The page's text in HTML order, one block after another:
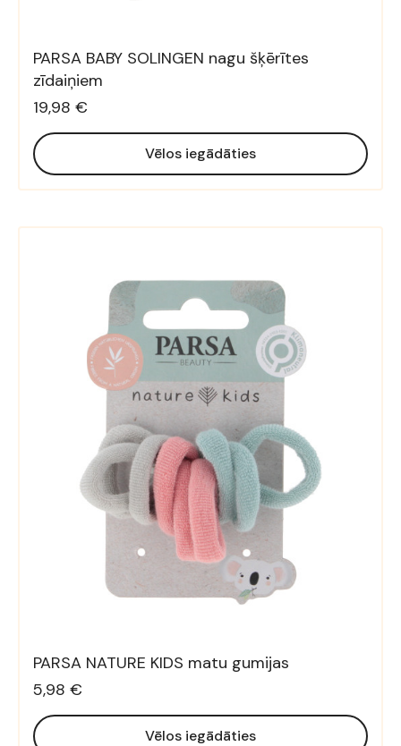
PARSA BABY SOLINGEN nagu šķērītes
zīdaiņiem
19,98 €
Vēlos iegādāties
PARSA NATURE KIDS matu gumijas
5,98 €
Vēlos iegādāties